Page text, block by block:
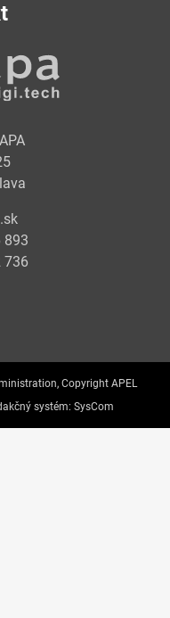
893
736
Copyright APEL
systém: SysCom